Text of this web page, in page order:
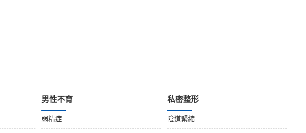
男性不育
弱精症
私密整形
陰道緊縮